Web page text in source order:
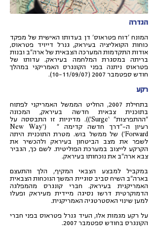
הגדרה
המונח 'דוח פטראוס' דן בעדותו האישית של מפקד
כוחות הקואליציה בעיראק, גנרל דייויד פטראוס,
אודות התקדמות המערכה הצבאית של ארה"ב ובנות
בריתה במסגרת המלחמה בעיראק. עדותו של
פטראוס ניתנה בפני הקונגרס האמריקני במהלך
חודש ספטמבר 2007 (10-11
/09/07).
רקע
בתחילת 2007, החליט הממשל האמריקני לפתוח
בתוכנית צבאית חדשה בעיראק, המכונה
"ההתפרצות" ‘Surge’)). מדיניות זו התבססה על
רעיון ה-"דרך חדשה קדימה " (‘New Way
Forward') של ממשל בוש. מטרת התוכנית היתה
לשפר את מצב הביטחון בעיראק ולהכשיר את
הקרקע לייצוב במערכת הפוליטית. לשם כך, הגביר
צבא ארה"ב את נוכחותו בעיראק.
במקביל למבצע הצבאי המקיף, הלך והתעצם
בארה"ב השיח סביב סוגיית המשך הנוכחות הצבאית
האמריקנית בעיראק. חברי קונגרס מהמפלגה
הדמוקרטית דרשו נסיגה מיידית מעיראק ופעלו
למען שינוי האסטרטגיה האמריקנית.
על רקע מגמות אלו, העיד גנרל פטראוס בפני חברי
הקונגרס בחודש ספטמבר 2007.